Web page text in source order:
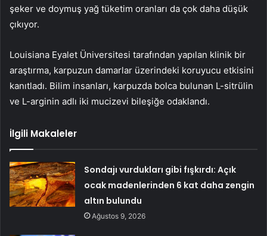
şeker ve doymuş yağ tüketim oranları da çok daha düşük
çıkıyor.
Louisiana Eyalet Üniversitesi tarafından yapılan klinik bir
araştırma, karpuzun damarlar üzerindeki koruyucu etkisini
kanıtladı. Bilim insanları, karpuzda bolca bulunan L-sitrülin
ve L-arginin adlı iki mucizevi bileşiğe odaklandı.
İlgili Makaleler
Sondajı vurdukları gibi fışkırdı: Açık
ocak madenlerinden 6 kat daha zengin
altın bulundu
Ağustos 9, 2026